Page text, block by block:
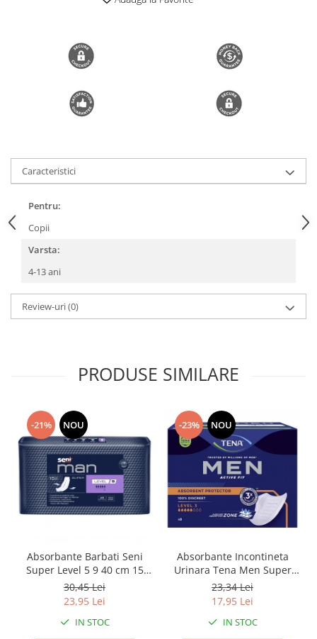
Caracteristici
Pentru:
Copii
Varsta:
4-13 ani
Review-uri(0)
PRODUSE SIMILARE
-21% NOU
Absorbante Barbati Seni
Super Level 5 9 40 cm 15
Bucati
30,45 Lei
23,95 Lei
IN STOC
-23% NOU
Absorbante Incontineta
Urinara Tena Men Super
Level 3, 8 bucati
23,34 Lei
17,95 Lei
IN STOC